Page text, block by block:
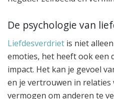
De psychologie van
Liefdesverdriet is niet
emoties, het heeft ook een
impact. Het kan je gevoel
en je vertrouwen in relaties
vermogen om anderen te